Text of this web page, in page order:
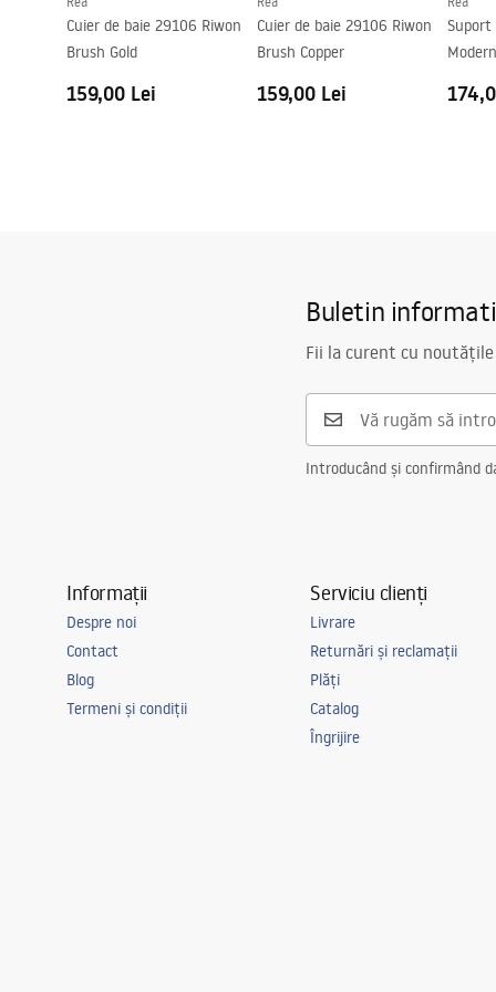
Cuier de baie 29106 Riwon
Brush Gold
159,00 Lei
Cuier de baie 29106 Riwon
Brush Copper
159,00 Lei
Suport
Buletin
Fii la curent cu
Introducând și confirmând
Informații
Despre noi
Contact
Blog
Termeni și condiții
Serviciu clienți
Livrare
Returnări și reclamații
Plăți
Catalog
Îngrijire